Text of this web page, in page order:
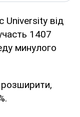
University від
1407
минулого
розширити,